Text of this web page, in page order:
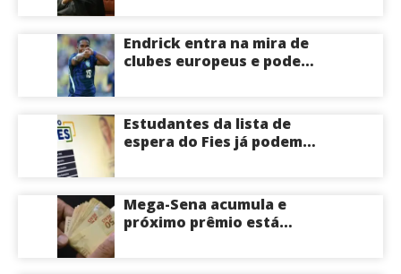
Endrick entra na mira de
clubes europeus e pode
Estudantes da lista de
espera do Fies já podem
Mega-Sena acumula e
próximo prêmio está